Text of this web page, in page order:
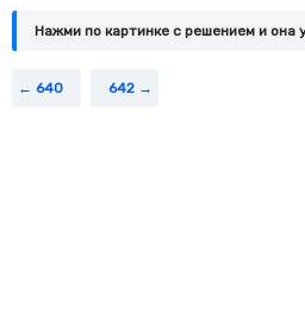
Нажми по картинке c решением и она
640 642